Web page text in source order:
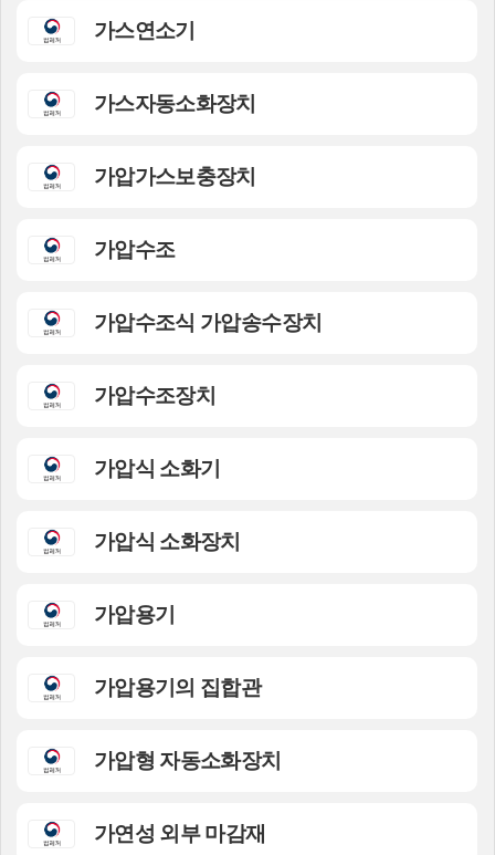
가스연소기
가스자동소화장치
가압가스보충장치
가압수조
가압수조식 가압송수장치
가압수조장치
가압식 소화기
가압식 소화장치
가압용기
가압용기의 집합관
가압형 자동소화장치
가연성 외부 마감재